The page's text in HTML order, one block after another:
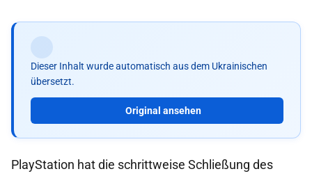
Dieser Inhalt wurde automatisch aus dem Ukrainischen
übersetzt.
Original ansehen
PlayStation hat die schrittweise Schließung des